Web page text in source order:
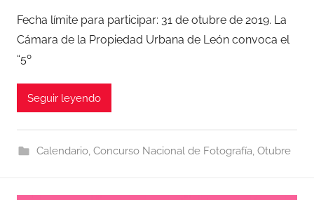
Fecha límite para participar: 31 de otubre de 2019. La
Cámara de la Propiedad Urbana de León convoca el
“5º
Seguir leyendo
Calendario, Concurso Nacional de Fotografía, Otubre